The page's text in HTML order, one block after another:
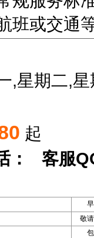
班或交通
,星期二,
起
： 客服
敬